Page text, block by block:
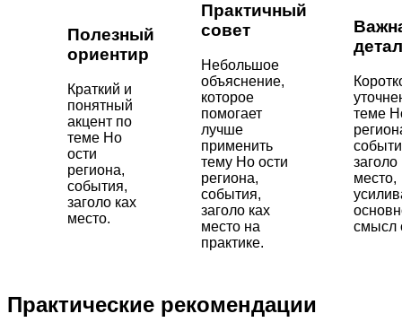
Полезный
ориентир
Краткий и
понятный
акцент по
теме Но
ости
региона,
события,
заголо ках
место.
Практичный
совет
Небольшое
объяснение,
которое
помогает
лучше
применить
тему Но ости
региона,
события,
заголо ках
место на
практике.
теме
заголо
место,
смысл
Практические рекомендации